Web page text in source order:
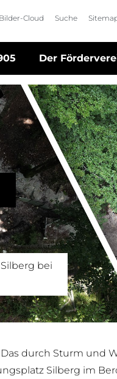
Bilder-Cloud Suche
Der
bei
Das durch Sturm und
Silberg im